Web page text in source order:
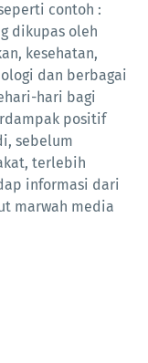
contoh :
dikupas oleh
kesehatan,
dan berbagai
hari bagi
positif
sebelum
terlebih
informasi dari
marwah media